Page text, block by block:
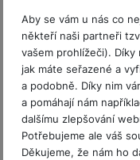
Aby se vám u nás co
někteří naši partneři
vašem prohlížeči). Díky
jak máte seřazené a
a podobně. Díky nim
a pomáhají nám
dalšímu zlepšování
Potřebujeme ale váš
Děkujeme, že nám ho
P
r
o
fi
r
m
y
Upínání
Hodnocení
Pro vkládání